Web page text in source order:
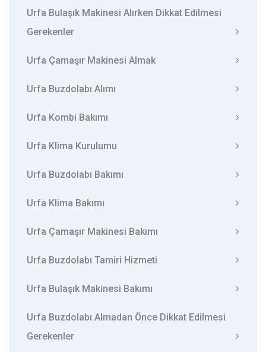
Urfa Bulaşık Makinesi Alırken Dikkat Edilmesi
Gerekenler
Urfa Çamaşır Makinesi Almak
Urfa Buzdolabı Alımı
Urfa Kombi Bakımı
Urfa Klima Kurulumu
Urfa Buzdolabı Bakımı
Urfa Klima Bakımı
Urfa Çamaşır Makinesi Bakımı
Urfa Buzdolabı Tamiri Hizmeti
Urfa Bulaşık Makinesi Bakımı
Urfa Buzdolabı Almadan Önce Dikkat Edilmesi
Gerekenler